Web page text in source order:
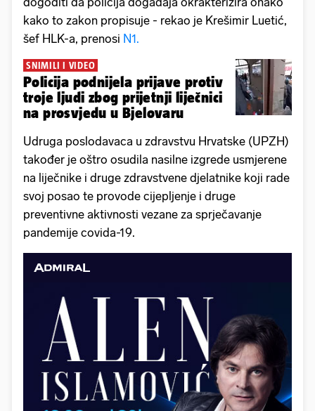
kako to zakon propisuje - rekao je Krešimir Luetić,
šef HLK-a, prenosi N1.
SNIMILI I VIDEO
Policija podnijela prijave protiv
troje ljudi zbog prijetnji liječnici
na prosvjedu u Bjelovaru
Udruga poslodavaca u zdravstvu Hrvatske (UPZH)
također je oštro osudila nasilne izgrede usmjerene
na liječnike i druge zdravstvene djelatnike koji rade
svoj posao te provode cijepljenje i druge
preventivne aktivnosti vezane za sprječavanje
pandemije covida-19.